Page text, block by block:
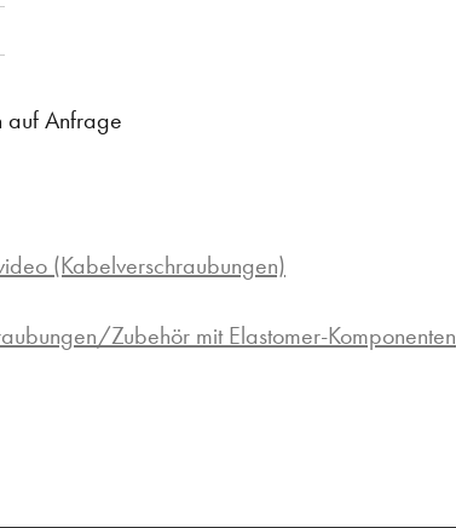
auf Anfrage
(Kabelverschraubungen)
Zubehör mit Elastomer-Komponenten